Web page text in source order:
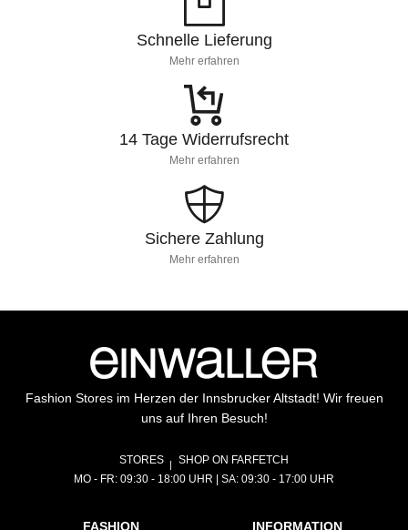
Schnelle Lieferung
Mehr erfahren
14 Tage Widerrufsrecht
Mehr erfahren
Sichere Zahlung
Mehr erfahren
Fashion Stores im Herzen der Innsbrucker Altstadt! Wir freuen
uns auf Ihren Besuch!
STORES
SHOP ON FARFETCH
MO - FR: 09:30 - 18:00 UHR | SA: 09:30 - 17:00 UHR
FASHION INFORMATION